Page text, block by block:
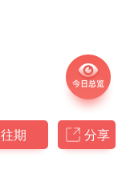
往期 分享